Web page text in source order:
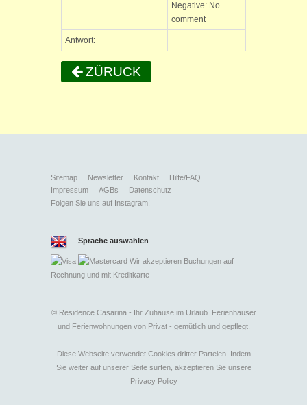
Negative: No
comment
Antwort:
ZÜRUCK
Sitemap Newsletter Kontakt
Hilfe/FAQ
Impressum
AGBs
Datenschutz
Folgen Sie uns auf Instagram!
Sprache auswählen
Wir akzeptieren Buchungen auf
Rechnung und mit Kreditkarte
©Residence Casarina - Ihr Zuhause im Urlaub. Ferienhäuser
und Ferienwohnungen von Privat - gemütlich und gepflegt.
Diese Webseite verwendet Cookies dritter Parteien. Indem
Sie weiter auf unserer Seite surfen, akzeptieren Sie unsere
Privacy Policy